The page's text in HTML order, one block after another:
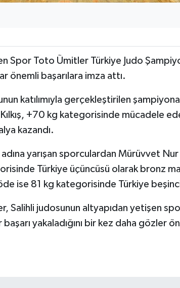
Spor Toto Ümitler Türkiye Judo
önemli başarılara imza attı.
katılımıyla gerçekleştirilen
+70 kg kategorisinde mücadele
kazandı.
yarışan sporculardan Mürüvvet
Türkiye üçüncüsü olarak bronz
ise 81 kg kategorisinde Türkiye
Salihli judosunun altyapıdan yetişen
yakaladığını bir kez daha gözler